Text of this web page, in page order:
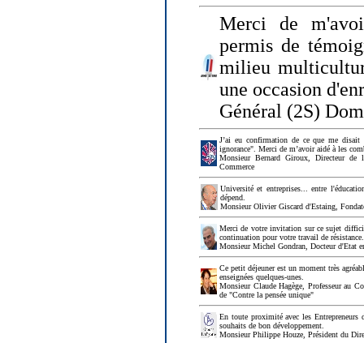
Merci de
permis de
milieu
une occasion
Général (2S)
J’ai eu confirmation de ce que me disait
ignorance". Merci de m’avoir aidé à les
Monsieur Bernard Giroux, Directeur de
Commerce
Université et entreprises... entre
dépend.
Monsieur Olivier Giscard d'Estaing,
Merci de votre invitation sur ce sujet
continuation pour votre travail de
Monsieur Michel Gondran, Docteur d'Etat
Ce petit déjeuner est un moment très
enseignées quelques-unes.
Monsieur Claude Hagège, Professeur au
de "Contre la pensée unique"
En toute proximité avec les
souhaits de bon développement.
Monsieur Philippe Houze, Président du